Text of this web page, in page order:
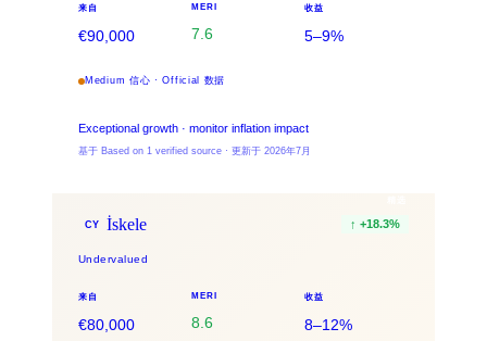
来自
€90,000
MERI
7.6
收益
5–9%
Medium 信心 · Official 数据
Exceptional growth · monitor inflation impact
基于 Based on 1 verified source · 更新于 2026年7月
CY İskele ↑ +18.3%
Undervalued
来自
€80,000
MERI
8.6
收益
8–12%